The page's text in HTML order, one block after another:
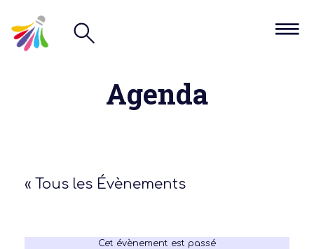
Agenda
« Tous les Évènements
Cet évènement est passé